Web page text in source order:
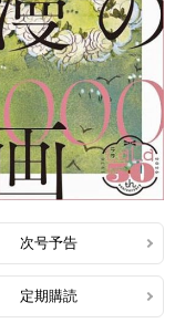
次号予告
定期購読